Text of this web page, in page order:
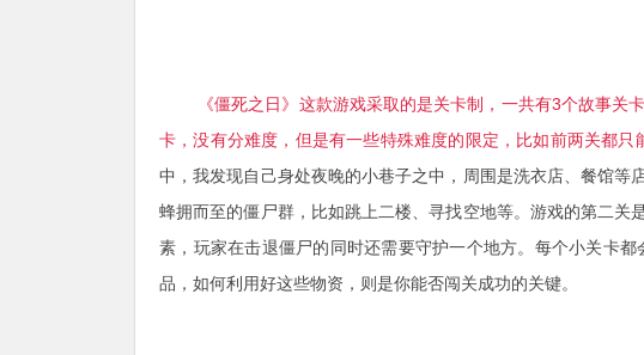
《僵死之日》这款游戏采取的是关卡制，一共有3个故事
卡，没有分难度，但是有一些特殊难度的限定，比如前两关都只
中，我发现自己身处夜晚的小巷子之中，周围是洗衣店、餐馆等
蜂拥而至的僵尸群，比如跳上二楼、寻找空地等。游戏的第二
素，玩家在击退僵尸的同时还需要守护一个地方。每个小关卡
品，如何利用好这些物资，则是你能否闯关成功的关键。